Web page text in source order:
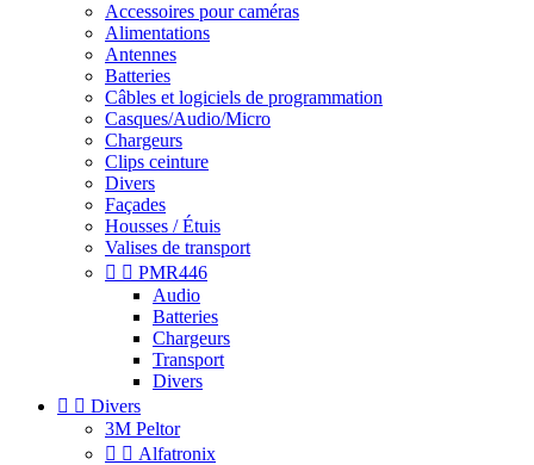
Accessoires pour caméras
Alimentations
Antennes
Batteries
Câbles et logiciels de programmation
Casques/Audio/Micro
Chargeurs
Clips ceinture
Divers
Façades
Housses / Étuis
Valises de transport
  PMR446
Audio
Batteries
Chargeurs
Transport
Divers
  Divers
3M Peltor
  Alfatronix